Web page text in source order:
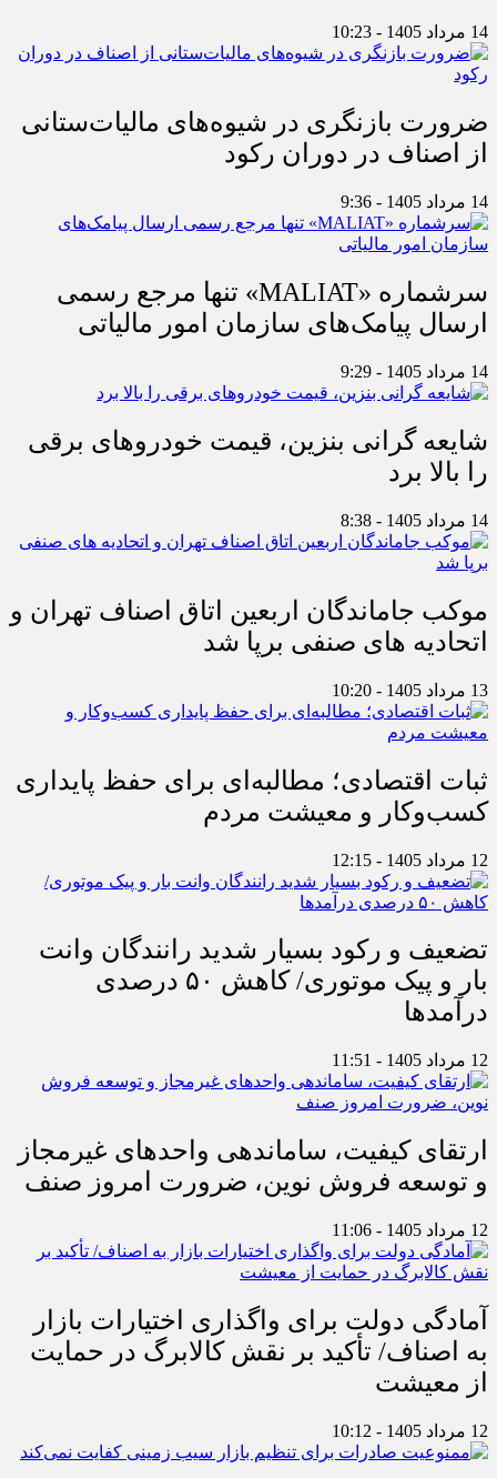
14 مرداد 1405 - 10:23
ضرورت بازنگری در شیوه‌های مالیات‌ستانی
از اصناف در دوران رکود
14 مرداد 1405 - 9:36
سرشماره «MALIAT» تنها مرجع رسمی
ارسال پیامک‌های سازمان امور مالیاتی
14 مرداد 1405 - 9:29
شایعه گرانی بنزین، قیمت خودروهای برقی
را بالا برد
14 مرداد 1405 - 8:38
موکب جاماندگان اربعین اتاق اصناف تهران و
اتحادیه های صنفی برپا شد
13 مرداد 1405 - 10:20
ثبات اقتصادی؛ مطالبه‌ای برای حفظ پایداری
کسب‌وکار و معیشت مردم
12 مرداد 1405 - 12:15
تضعیف و رکود بسیار شدید رانندگان وانت
بار و پیک موتوری/ کاهش ۵۰ درصدی
درآمدها
12 مرداد 1405 - 11:51
ارتقای کیفیت، ساماندهی واحدهای غیرمجاز
و توسعه فروش نوین، ضرورت امروز صنف
12 مرداد 1405 - 11:06
آمادگی دولت برای واگذاری اختیارات بازار
به اصناف/ تأکید بر نقش کالابرگ در حمایت
از معیشت
12 مرداد 1405 - 10:12